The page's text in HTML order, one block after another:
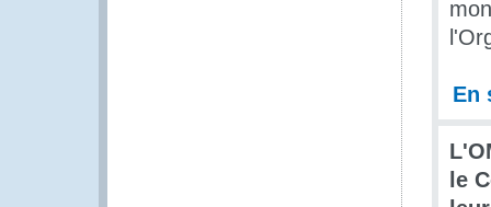
En
le